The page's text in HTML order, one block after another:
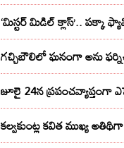
‘మిస్టర్ మిడిల్ క్లాస్’.. పక్కా
గచ్చిబౌలిలో ఘనంగా అను
జూలై 24న ప్రపంచవ్యాప్తంగా
కల్వకుంట్ల కవిత ముఖ్య